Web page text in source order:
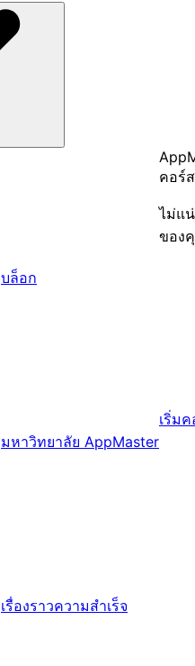
บล็อก
มหาวิทยาลัย AppMaster
เรื่องราวความสำเร็จ
คอร์
ไม่แ
ของ
เริ่ม